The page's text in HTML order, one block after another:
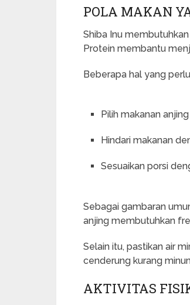
POLA MAKAN
Shiba Inu
Protein membantu
Beberapa hal yang
Pilih makanan
Hindari makanan
Sesuaikan porsi
Sebagai gambaran
anjing membutuhkan
Selain itu, pastikan air
cenderung kurang
AKTIVITAS